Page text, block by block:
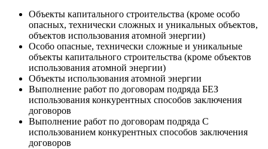
Объекты капитального строительства (кроме особо
опасных, технически сложных и уникальных объектов,
объектов использования атомной энергии)
Особо опасные, технически сложные и уникальные
объекты капитального строительства (кроме объектов
использования атомной энергии)
Объекты использования атомной энергии
Выполнение работ по договорам подряда БЕЗ
использования конкурентных способов заключения
договоров
Выполнение работ по договорам подряда С
использованием конкурентных способов заключения
договоров